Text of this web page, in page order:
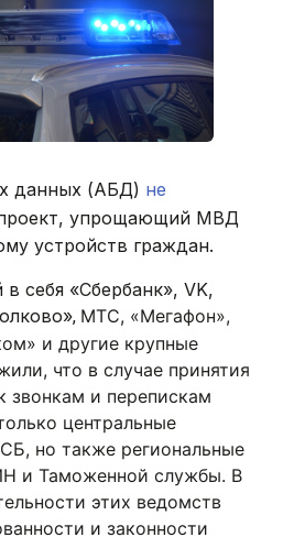
данных (АБД) не
упрощающий МВД
устройств граждан.
себя «Сбербанк», VK,
, МТС, «Мегафон»,
и другие крупные
что в случае принятия
звонкам и перепискам
центральные
но также региональные
и Таможенной службы. В
этих ведомств
и законности